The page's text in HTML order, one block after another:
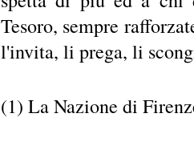
Tesoro, sempre
l'invita, li prega, li
(1) La Nazione di